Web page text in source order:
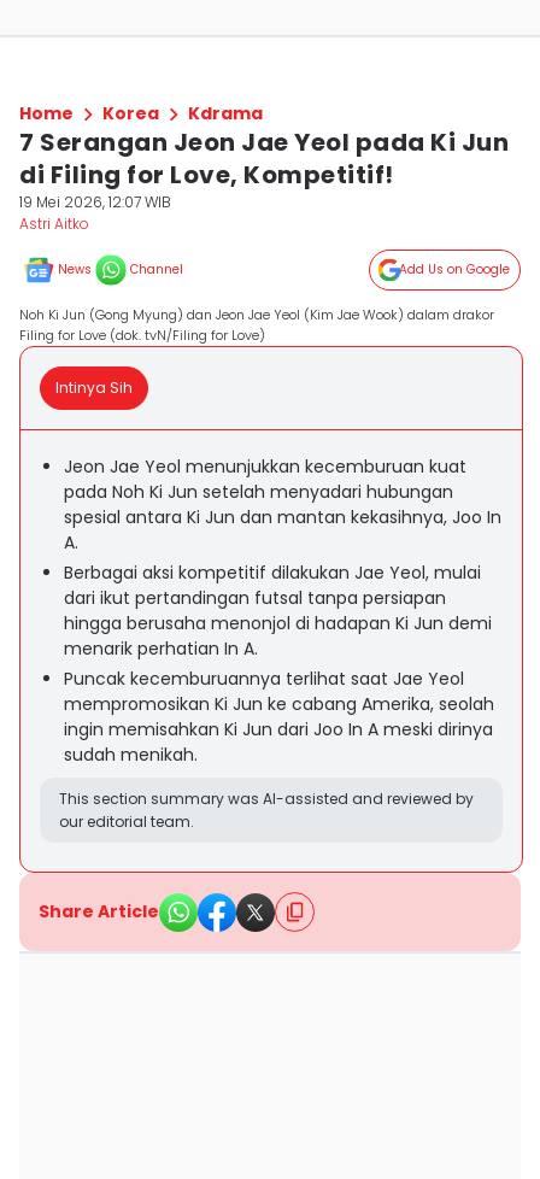
Home Korea Kdrama
7 Serangan Jeon Jae Yeol pada Ki Jun
di Filing for Love, Kompetitif!
19 Mei 2026, 12:07 WIB
Astri Aitko
News Channel Add Us on Google
Noh Ki Jun (Gong Myung) dan Jeon Jae Yeol (Kim Jae Wook) dalam drakor
Filing for Love (dok. tvN/Filing for Love)
Intinya Sih
Jeon Jae Yeol menunjukkan kecemburuan kuat
pada Noh Ki Jun setelah menyadari hubungan
spesial antara Ki Jun dan mantan kekasihnya, Joo In
A.
Berbagai aksi kompetitif dilakukan Jae Yeol, mulai
dari ikut pertandingan futsal tanpa persiapan
hingga berusaha menonjol di hadapan Ki Jun demi
menarik perhatian In A.
Puncak kecemburuannya terlihat saat Jae Yeol
mempromosikan Ki Jun ke cabang Amerika, seolah
ingin memisahkan Ki Jun dari Joo In A meski dirinya
sudah menikah.
This section summary was AI-assisted and reviewed by
our editorial team.
Share Article